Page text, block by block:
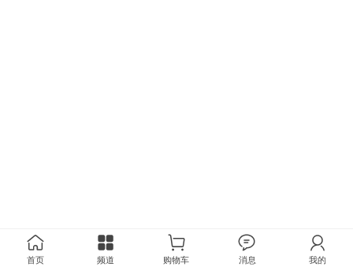
首页 频道 购物车 消息 我的